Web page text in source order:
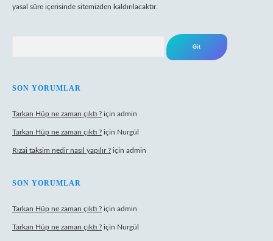
yasal süre içerisinde sitemizden kaldırılacaktır.
SON YORUMLAR
Tarkan Hüp ne zaman çıktı ? için admin
Tarkan Hüp ne zaman çıktı ? için Nurgül
Rızai taksim nedir nasıl yapılır ? için admin
SON YORUMLAR
Tarkan Hüp ne zaman çıktı ? için admin
Tarkan Hüp ne zaman çıktı ? için Nurgül